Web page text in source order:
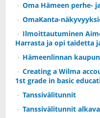
Oma Hämeen perhe-
OmaKanta-
Ilmoittautuminen
Harrasta ja opi taidetta
Hämeenlinnan
Creating a Wilma
1st grade in basic
Tanssivälitunnit
Tanssivälitunnit